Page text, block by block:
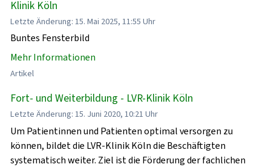
Klinik Köln
Letzte Änderung: 15. Mai 2025, 11:55 Uhr
Buntes Fensterbild
Mehr Informationen
Artikel
Fort- und Weiterbildung - LVR-Klinik Köln
Letzte Änderung: 15. Juni 2020, 10:21 Uhr
Um Patientinnen und Patienten optimal versorgen zu
können, bildet die LVR-Klinik Köln die Beschäftigten
systematisch weiter. Ziel ist die Förderung der fachlichen